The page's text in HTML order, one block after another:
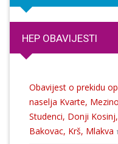
HEP OBAVIJESTI
Obavijest o prekidu
naselja Kvarte,
Studenci, Donji
Bakovac, Krš, Mlakva